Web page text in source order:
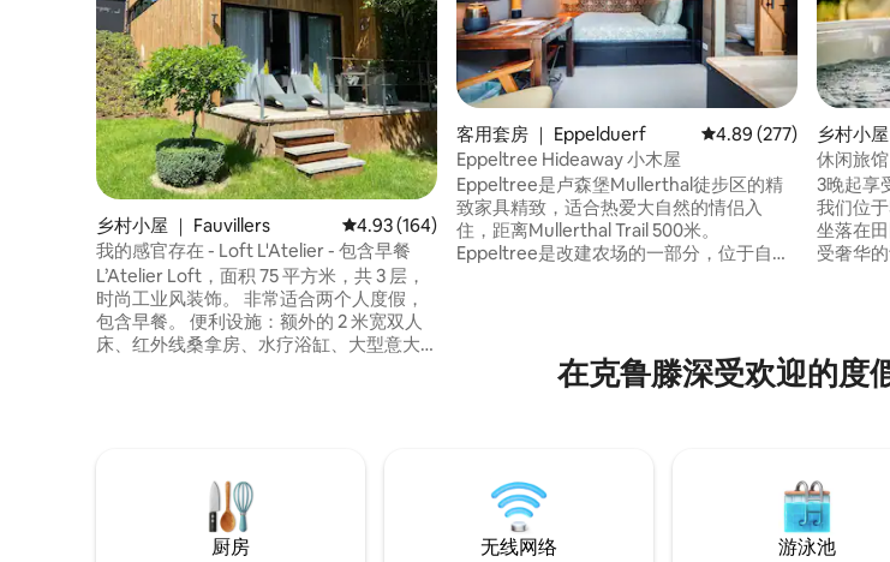
乡村小屋 ｜ Fauvillers 平均评分 4.93 分（满分 5 分），共 164 条评价
4.93 (164)
我的感官存在 - Loft L'Atelier - 包含早餐
L’Atelier Loft，面积 75 平方米，共 3 层，
时尚工业风装饰。 非常适合两个人度假，
包含早餐。 便利设施：额外的 2 米宽双人
床、红外线桑拿房、水疗浴缸、大型意大
客用套房 ｜ Eppelduerf 平均评分 4.89 分（满
4.89 (277)
Eppeltree Hideaway 小木屋
Eppeltree是卢森堡Mullerthal徒步区的精
致家具精致，适合热爱大自然的情侣入
住，距离Mullerthal Trail 500米。
Eppeltree是改建农场的一部分，位于自然
乡村小
休闲旅馆
3晚起享
我们位
坐落在
受奢华
露台上
在克鲁滕深受欢迎的度
厨房 无线网络 游泳池